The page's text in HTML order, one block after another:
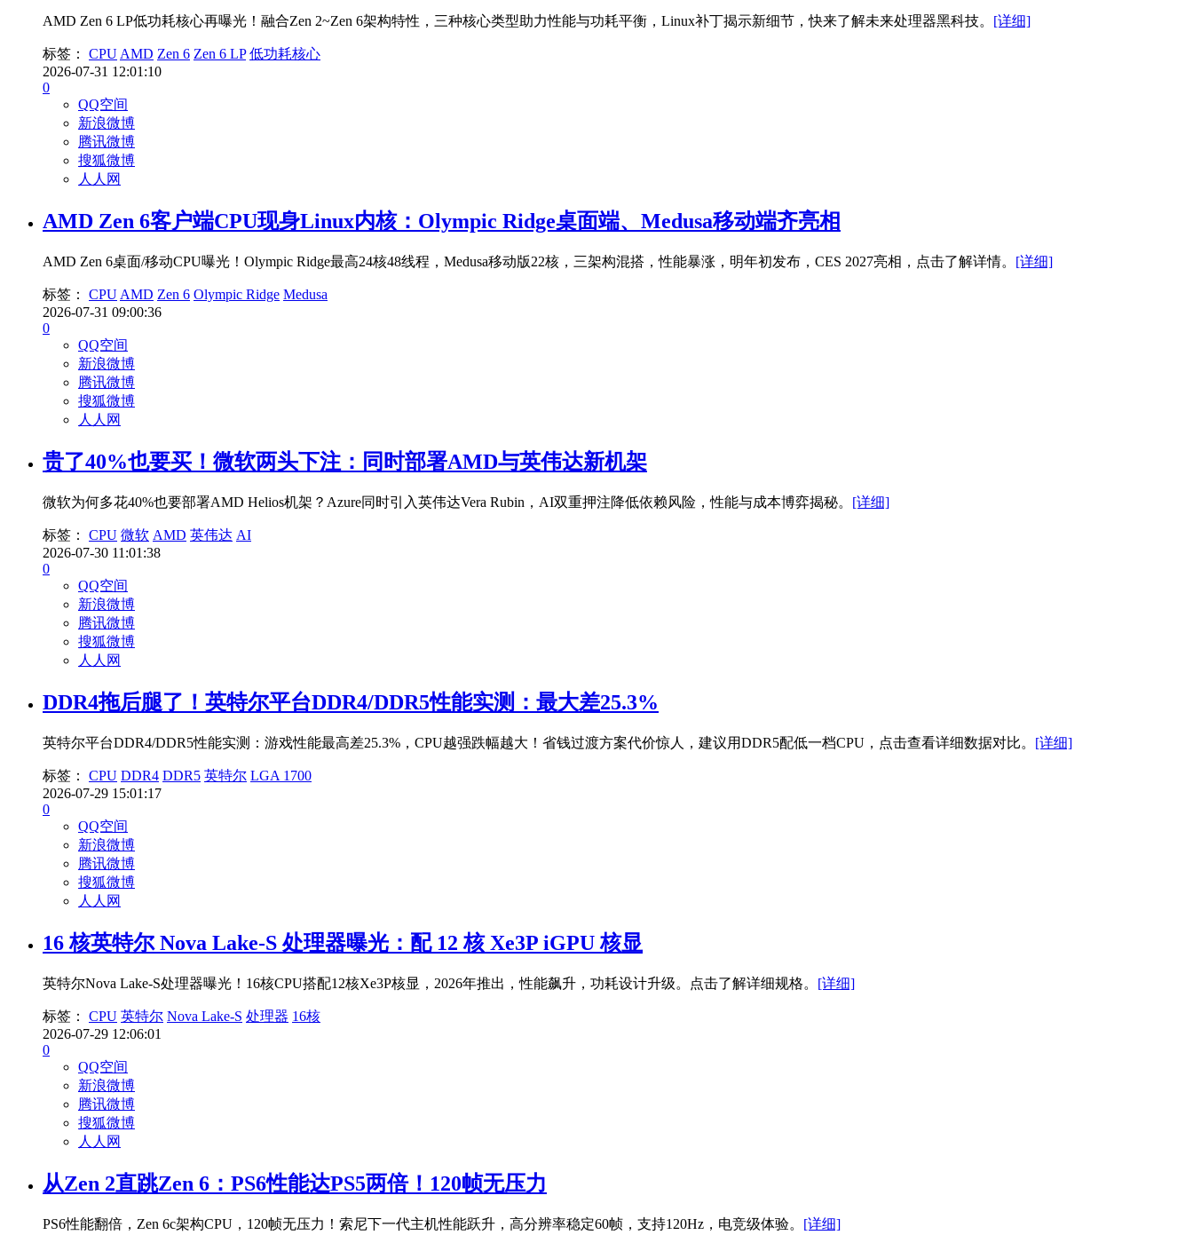
AMD Zen 6 LP低功耗核心再曝光！融合Zen 2~Zen 6架构特性，三种核心类型助力性能与功耗平衡，Linux补丁揭示新细节，快来了解未来处理器黑科技。 [详细]
标签： CPUAMD Zen 6 Zen 6 LP 低功耗核心
2026-07-31 12:01:10
0
QQ空间
新浪微博
腾讯微博
搜狐微博
人人网
AMD Zen 6客户端CPU现身Linux内核：Olympic Ridge桌面端、Medusa移动端齐亮相
AMD Zen 6桌面/移动CPU曝光！Olympic Ridge最高24核48线程，Medusa移动版22核，三架构混搭，性能暴涨，明年初发布，CES 2027亮相，点击了解详情。 [详细]
标签： CPU AMD Zen 6 Olympic Ridge Medusa
2026-07-31 09:00:36
0
QQ空间
新浪微博
腾讯微博
搜狐微博
人人网
贵了40%也要买！微软两头下注：同时部署AMD与英伟达新机架
微软为何多花40%也要部署AMD Helios机架？Azure同时引入英伟达Vera Rubin，AI双重押注降低依赖风险，性能与成本博弈揭秘。 [详细]
标签： CPU 微软 AMD 英伟达 AI
2026-07-30 11:01:38
0
QQ空间
新浪微博
腾讯微博
搜狐微博
人人网
DDR4拖后腿了！英特尔平台DDR4/DDR5性能实测：最大差25.3%
英特尔平台DDR4/DDR5性能实测：游戏性能最高差25.3%，CPU越强跌幅越大！省钱过渡方案代价惊人，建议用DDR5配低一档CPU，点击查看详细数据对比。 [详细]
标签： CPU DDR4 DDR5 英特尔 LGA 1700
2026-07-29 15:01:17
0
QQ空间
新浪微博
腾讯微博
搜狐微博
人人网
16 核英特尔 Nova Lake-S 处理器曝光：配 12 核 Xe3P iGPU 核显
英特尔Nova Lake-S处理器曝光！16核CPU搭配12核Xe3P核显，2026年推出，性能飙升，功耗设计升级。点击了解详细规格。 [详细]
标签： CPU 英特尔 Nova Lake-S 处理器 16核
2026-07-29 12:06:01
0
QQ空间
新浪微博
腾讯微博
搜狐微博
人人网
从Zen 2直跳Zen 6：PS6性能达PS5两倍！120帧无压力
PS6性能翻倍，Zen 6c架构CPU，120帧无压力！索尼下一代主机性能跃升，高分辨率稳定60帧，支持120Hz，电竞级体验。 [详细]